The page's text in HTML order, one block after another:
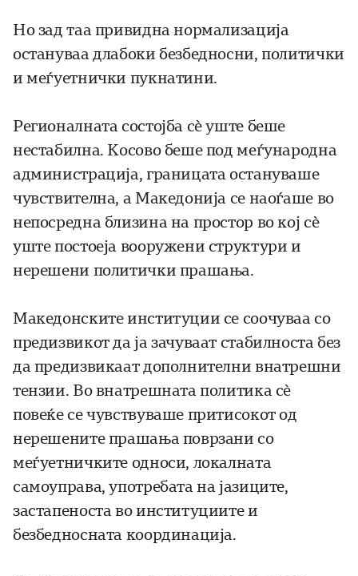
Но зад таа привидна нормализација
остануваа длабоки безбедносни, политички
и меѓуетнички пукнатини.
Регионалната состојба сè уште беше
нестабилна. Косово беше под меѓународна
администрација, границата остануваше
чувствителна, а Македонија се наоѓаше во
непосредна близина на простор во кој сè
уште постоеја вооружени структури и
нерешени политички прашања.
Македонските институции се соочуваа со
предизвикот да ја зачуваат стабилноста без
да предизвикаат дополнителни внатрешни
тензии. Во внатрешната политика сè
повеќе се чувствуваше притисокот од
нерешените прашања поврзани со
меѓуетничките односи, локалната
самоуправа, употребата на јазиците,
застапеноста во институциите и
безбедносната координација.